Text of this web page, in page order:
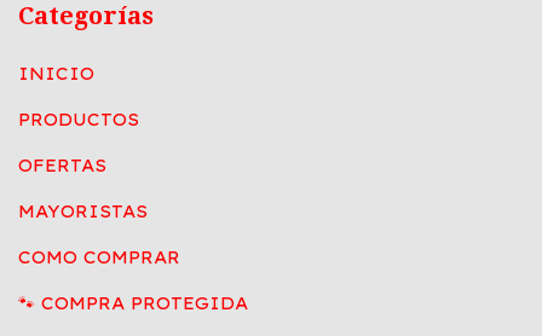
Categorías
INICIO
PRODUCTOS
OFERTAS
MAYORISTAS
COMO COMPRAR
🐾 COMPRA PROTEGIDA